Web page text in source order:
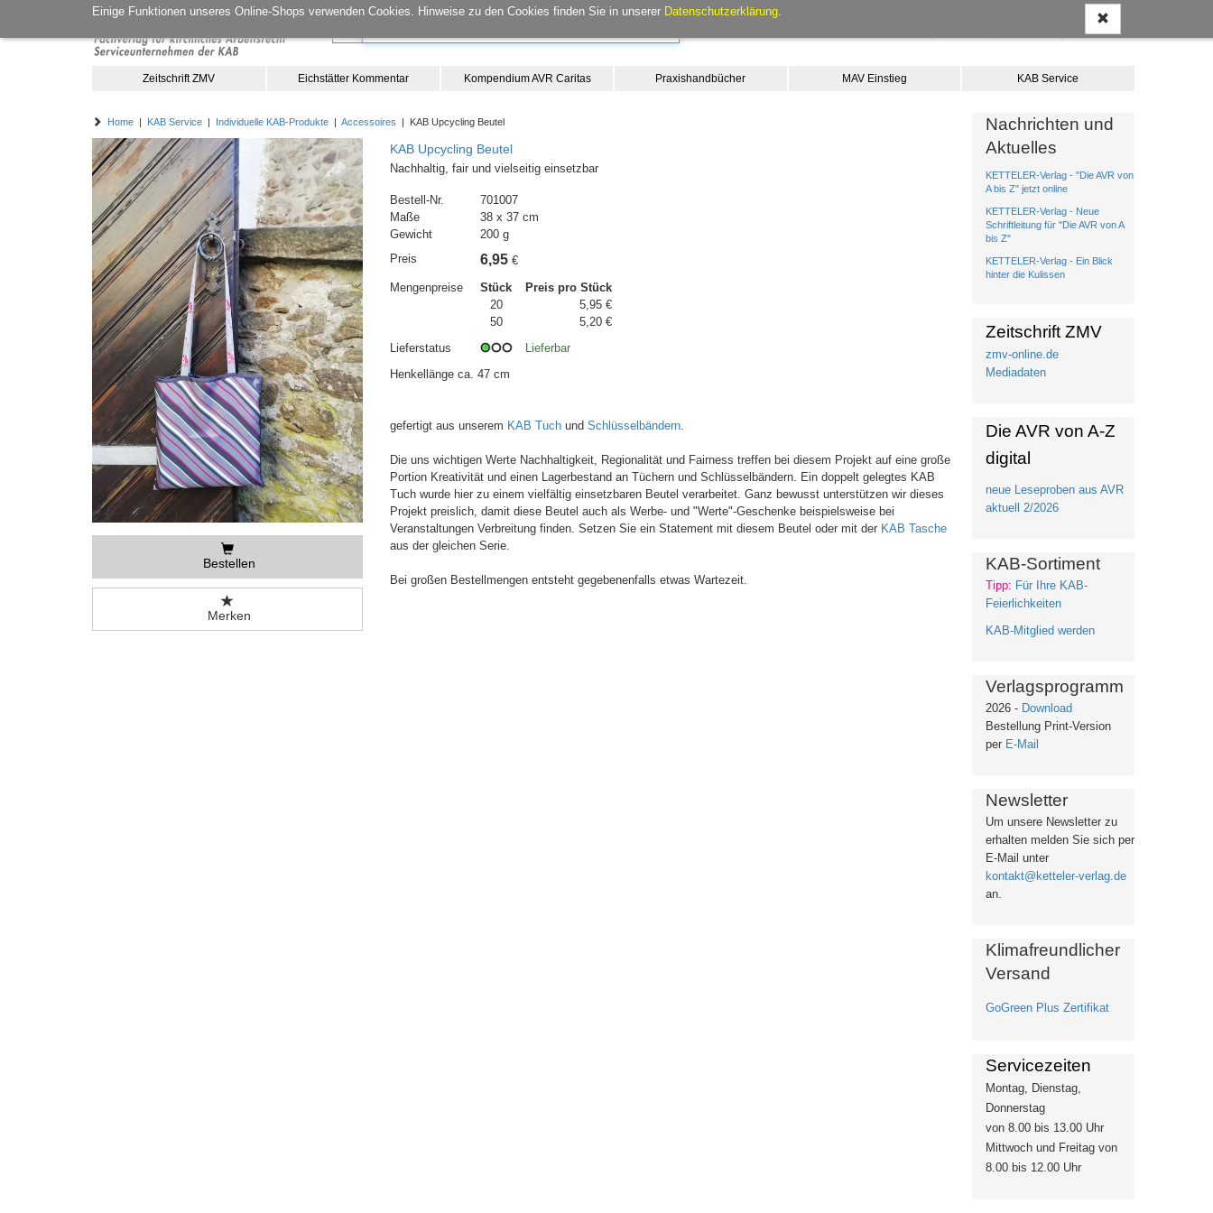
Einige Funktionen unseres Online-Shops verwenden Cookies. Hinweise zu den Cookies finden Sie in unserer Datenschutzerklärung.
Warenkorb
Zeitschrift ZMV Eichstätter Kommentar Kompendium AVR Caritas Praxishandbücher MAV Einstieg KAB Service
Home | KAB Service | Individuelle KAB-Produkte | Accessoires | KAB Upcycling Beutel
Bestellen
Merken
KAB Upcycling Beutel
Nachhaltig, fair und vielseitig einsetzbar
Bestell-Nr.
701007
Maße
38 x 37 cm
Gewicht
200 g
Preis
6,95 €
Mengenpreise
Stück
Preis pro Stück
20
5,95 €
50
5,20 €
Lieferstatus
Lieferbar
Henkellänge ca. 47 cm
gefertigt aus unserem KAB Tuch und Schlüsselbändern.
Die uns wichtigen Werte Nachhaltigkeit, Regionalität und Fairness treffen bei diesem Projekt auf eine große
Portion Kreativität und einen Lagerbestand an Tüchern und Schlüsselbändern. Ein doppelt gelegtes KAB
Tuch wurde hier zu einem vielfältig einsetzbaren Beutel verarbeitet. Ganz bewusst unterstützen wir dieses
Projekt preislich, damit diese Beutel auch als Werbe- und "Werte"-Geschenke beispielsweise bei
Veranstaltungen Verbreitung finden. Setzen Sie ein Statement mit diesem Beutel oder mit der KAB Tasche
aus der gleichen Serie.
Bei großen Bestellmengen entsteht gegebenenfalls etwas Wartezeit.
Nachrichten und
Aktuelles
KETTELER-Verlag - "Die AVR von
A bis Z" jetzt online
KETTELER-Verlag - Neue
Schriftleitung für "Die AVR von A
bis Z"
KETTELER-Verlag - Ein Blick
hinter die Kulissen
Zeitschrift ZMV
zmv-online.de
Mediadaten
Die AVR von A-Z
digital
neue Leseproben aus AVR
aktuell 2/2026
KAB-Sortiment
Tipp: Für Ihre KAB-
Feierlichkeiten
KAB-Mitglied werden
Verlagsprogramm
2026 - Download
Bestellung Print-Version
per E-Mail
Newsletter
Um unsere Newsletter zu
erhalten melden Sie sich per
E-Mail unter
kontakt@ketteler-verlag.de
an.
Klimafreundlicher
Versand
GoGreen Plus Zertifikat
Servicezeiten
Montag, Dienstag,
Donnerstag
von 8.00 bis 13.00 Uhr
Mittwoch und Freitag von
8.00 bis 12.00 Uhr